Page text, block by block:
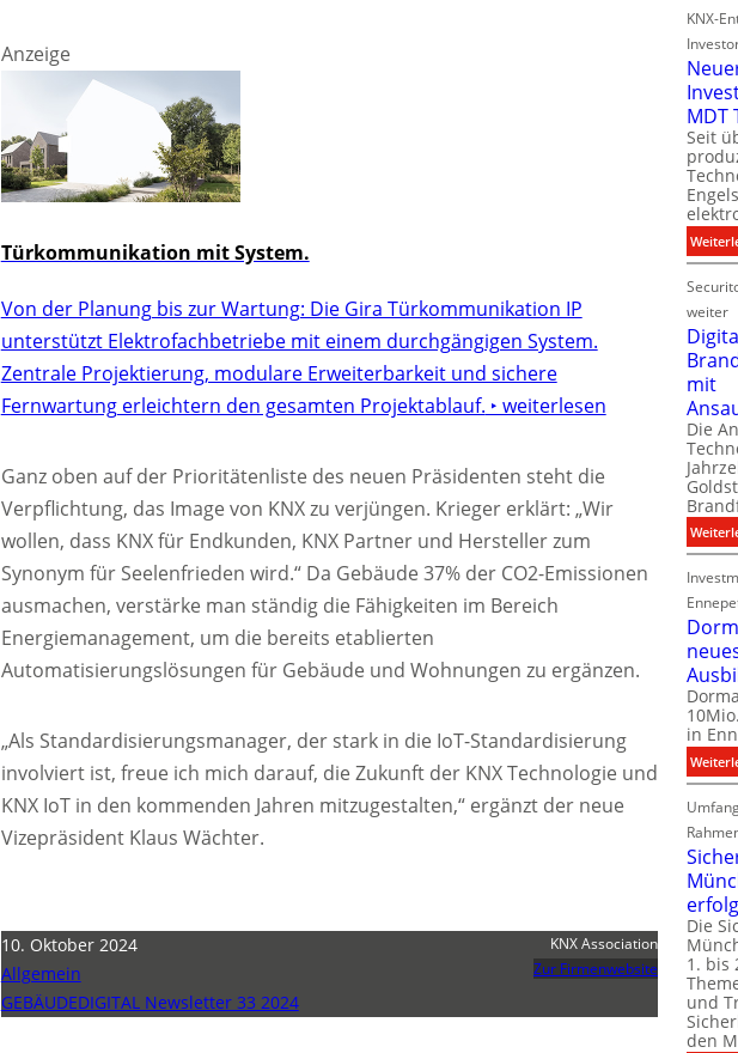
Anzeige
Türkommunikation mit System.
Von der Planung bis zur Wartung: Die Gira Türkommunikation IP
unterstützt Elektrofachbetriebe mit einem durchgängigen System.
Zentrale Projektierung, modulare Erweiterbarkeit und sichere
Fernwartung erleichtern den gesamten Projektablauf. ‣ weiterlesen
Ganz oben auf der Prioritätenliste des neuen Präsidenten steht die
Verpflichtung, das Image von KNX zu verjüngen. Krieger erklärt: „Wir
wollen, dass KNX für Endkunden, KNX Partner und Hersteller zum
Synonym für Seelenfrieden wird.“ Da Gebäude 37% der CO2-Emissionen
ausmachen, verstärke man ständig die Fähigkeiten im Bereich
Energiemanagement, um die bereits etablierten
Automatisierungslösungen für Gebäude und Wohnungen zu ergänzen.
„Als Standardisierungsmanager, der stark in die IoT-Standardisierung
involviert ist, freue ich mich darauf, die Zukunft der KNX Technologie und
KNX IoT in den kommenden Jahren mitzugestalten,“ ergänzt der neue
Vizepräsident Klaus Wächter.
10. Oktober 2024
Allgemein
GEBÄUDEDIGITAL Newsletter 33 2024
KNX Association
Zur Firmenwebsite
g
s
t
c
i
k
P
d
t
a
t
KNX-
MDT
Seit
weiter
mit
Die
in
Die
1. bis
und
den